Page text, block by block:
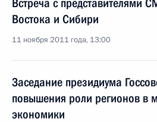
Встреча с представителями
Востока и Сибири
11 ноября 2011 года, 13:00
Заседание президиума
повышения роли регионов в
экономики